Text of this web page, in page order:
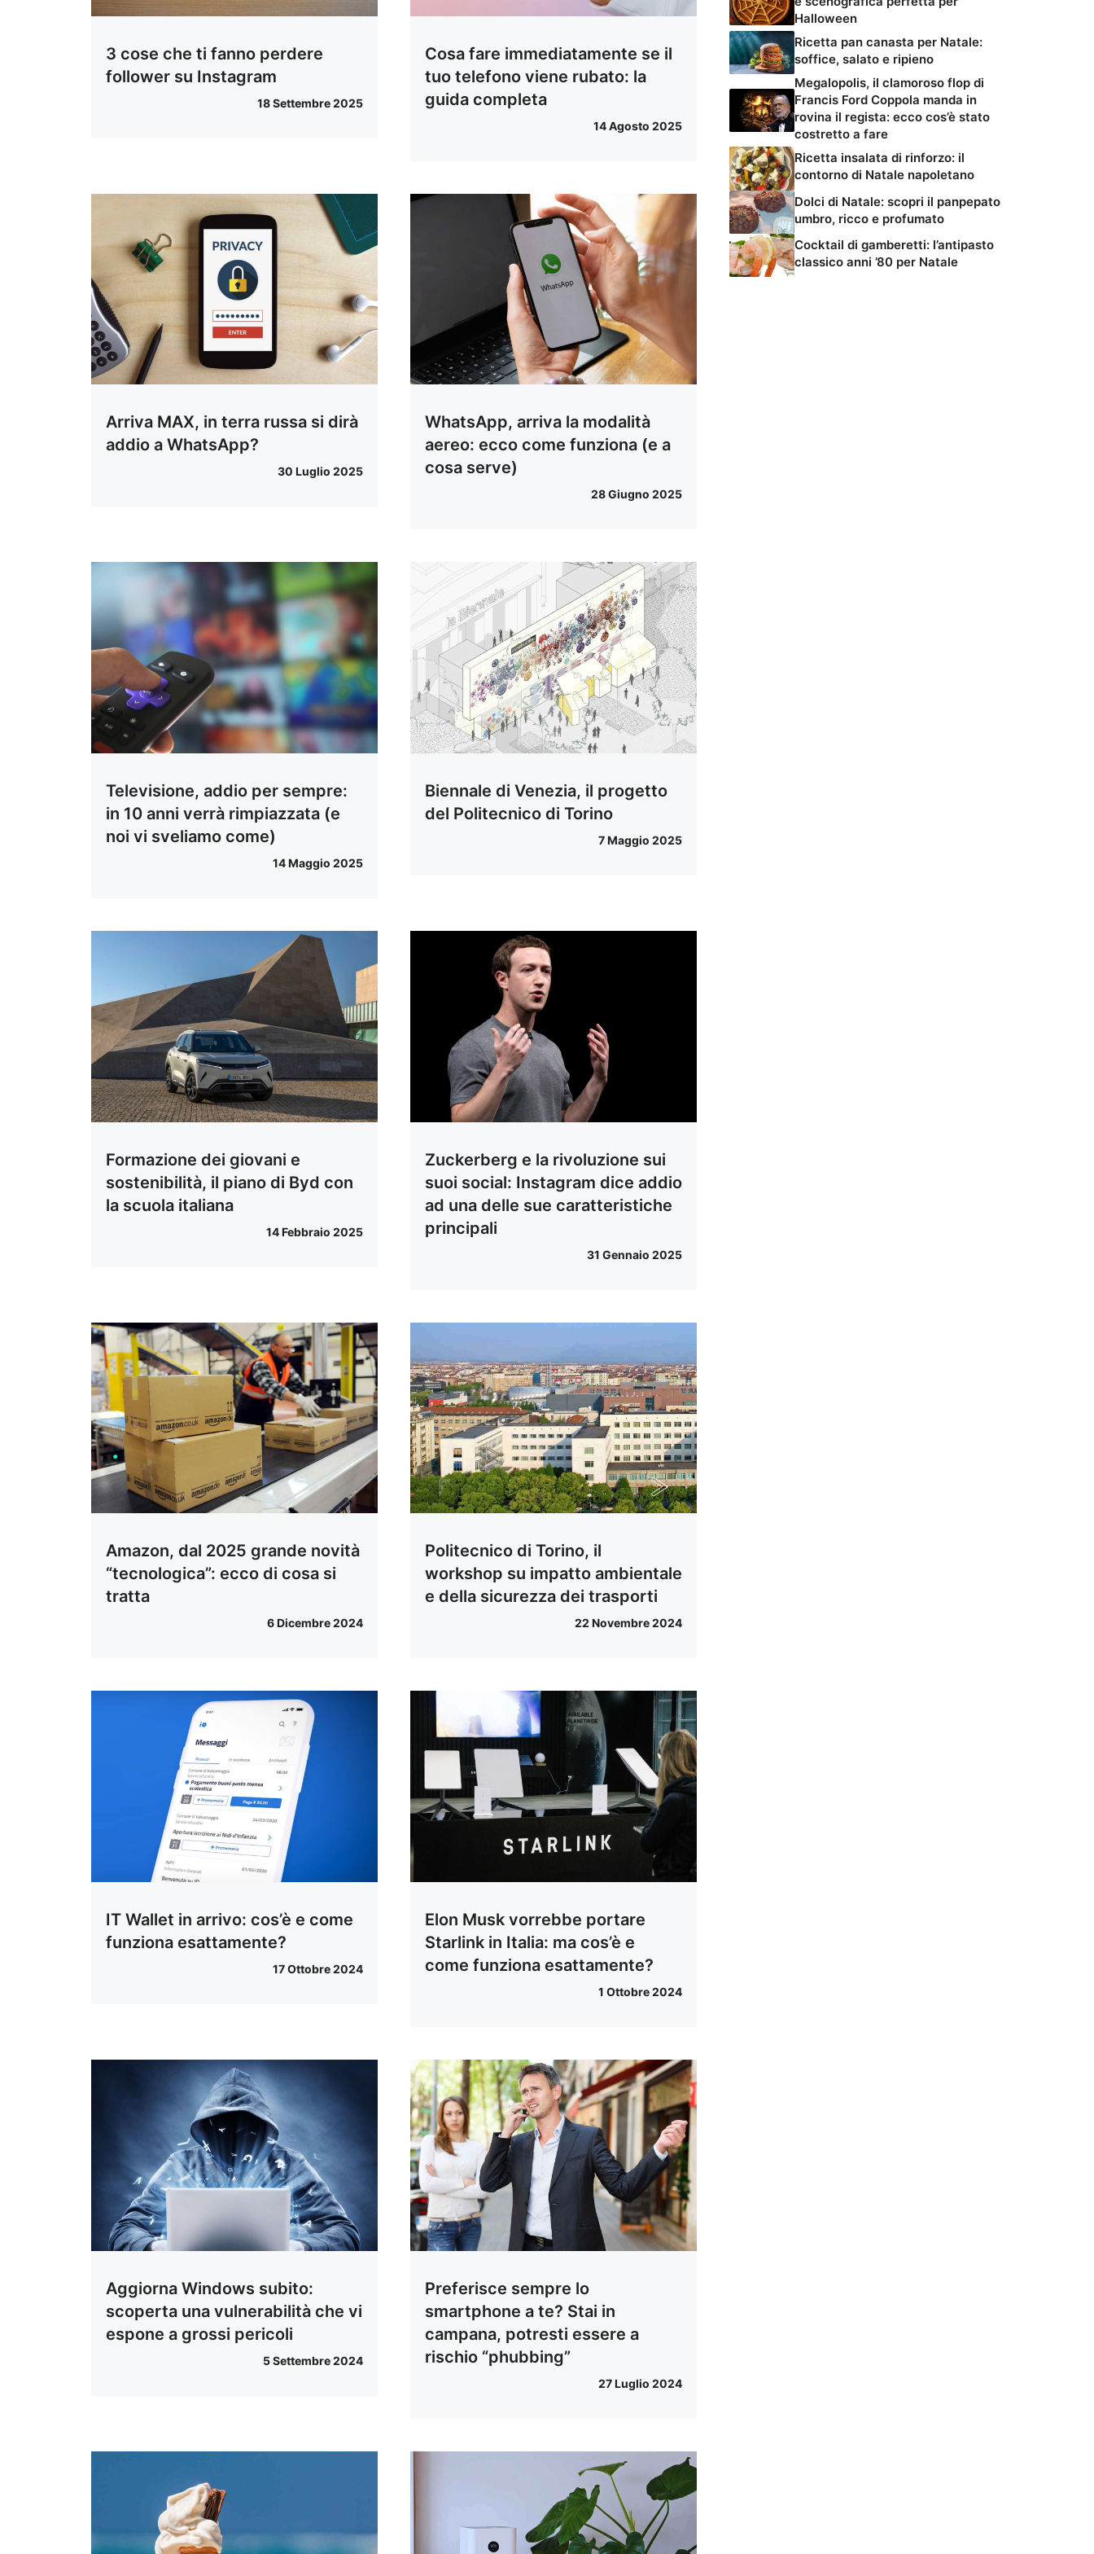
3 cose che ti fanno perdere
follower su Instagram
18 Settembre 2025
Cosa fare immediatamente se il
tuo telefono viene rubato: la
guida completa
14 Agosto 2025
Arriva MAX, in terra russa si dirà
addio a WhatsApp?
30 Luglio 2025
WhatsApp, arriva la modalità
aereo: ecco come funziona (e a
cosa serve)
28 Giugno 2025
Televisione, addio per sempre:
in 10 anni verrà rimpiazzata (e
noi vi sveliamo come)
14 Maggio 2025
Biennale di Venezia, il progetto
del Politecnico di Torino
7 Maggio 2025
Formazione dei giovani e
sostenibilità, il piano di Byd con
la scuola italiana
14 Febbraio 2025
Zuckerberg e la rivoluzione sui
suoi social: Instagram dice addio
ad una delle sue caratteristiche
principali
31 Gennaio 2025
Amazon, dal 2025 grande novità
“tecnologica”: ecco di cosa si
tratta
6 Dicembre 2024
Politecnico di Torino, il
workshop su impatto ambientale
e della sicurezza dei trasporti
22 Novembre 2024
IT Wallet in arrivo: cos’è e come
funziona esattamente?
17 Ottobre 2024
Elon Musk vorrebbe portare
Starlink in Italia: ma cos’è e
come funziona esattamente?
1 Ottobre 2024
Aggiorna Windows subito:
scoperta una vulnerabilità che vi
espone a grossi pericoli
5 Settembre 2024
Preferisce sempre lo
smartphone a te? Stai in
campana, potresti essere a
rischio “phubbing”
27 Luglio 2024
Halloween
Ricetta pan canasta per Natale:
soffice, salato e ripieno
Megalopolis, il clamoroso flop di
Francis Ford Coppola manda in
rovina il regista: ecco cos’è stato
costretto a fare
Ricetta insalata di rinforzo: il
contorno di Natale napoletano
Dolci di Natale: scopri il panpepato
umbro, ricco e profumato
Cocktail di gamberetti: l’antipasto
classico anni ’80 per Natale